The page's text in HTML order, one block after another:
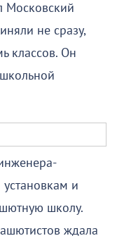
Московский
не сразу,
классов. Он
и
школу.
ждала